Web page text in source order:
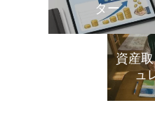
ター
資産
ュ